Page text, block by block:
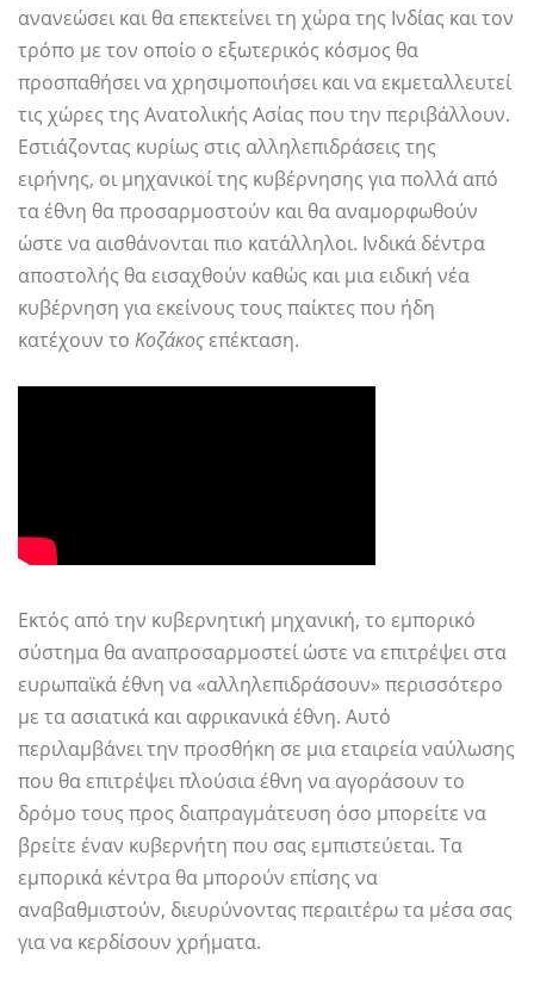
ανανεώσει και θα επεκτείνει τη χώρα της Ινδίας και τον
τρόπο με τον οποίο ο εξωτερικός κόσμος θα
προσπαθήσει να χρησιμοποιήσει και να εκμεταλλευτεί
τις χώρες της Ανατολικής Ασίας που την περιβάλλουν.
Εστιάζοντας κυρίως στις αλληλεπιδράσεις της
ειρήνης, οι μηχανικοί της κυβέρνησης για πολλά από
τα έθνη θα προσαρμοστούν και θα αναμορφωθούν
ώστε να αισθάνονται πιο κατάλληλοι. Ινδικά δέντρα
αποστολής θα εισαχθούν καθώς και μια ειδική νέα
κυβέρνηση για εκείνους τους παίκτες που ήδη
κατέχουν το Κοζάκοςεπέκταση.
Εκτός από την κυβερνητική μηχανική, το εμπορικό
σύστημα θα αναπροσαρμοστεί ώστε να επιτρέψει στα
ευρωπαϊκά έθνη να «αλληλεπιδράσουν» περισσότερο
με τα ασιατικά και αφρικανικά έθνη. Αυτό
περιλαμβάνει την προσθήκη σε μια εταιρεία ναύλωσης
που θα επιτρέψει πλούσια έθνη να αγοράσουν το
δρόμο τους προς διαπραγμάτευση όσο μπορείτε να
βρείτε έναν κυβερνήτη που σας εμπιστεύεται. Τα
εμπορικά κέντρα θα μπορούν επίσης να
αναβαθμιστούν, διευρύνοντας περαιτέρω τα μέσα σας
για να κερδίσουν χρήματα.